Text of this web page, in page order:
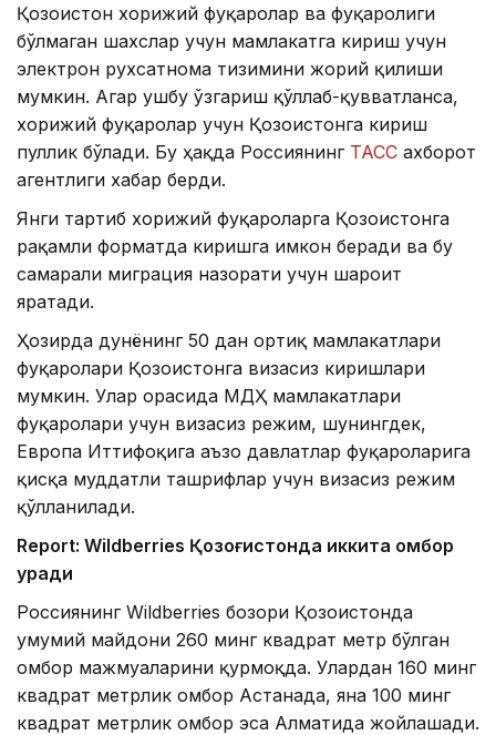
Қозоғистон хорижий фуқаролар ва фуқаролиги
бўлмаган шахслар учун мамлакатга кириш учун
электрон рухсатнома тизимини жорий қилиши
мумкин. Агар ушбу ўзгариш қўллаб-қувватланса,
хорижий фуқаролар учун Қозоғистонга кириш
пуллик бўлади. Бу ҳақда Россиянинг ТАСС ахборот
агентлиги хабар берди.
Янги тартиб хорижий фуқароларга Қозоғистонга
рақамли форматда киришга имкон беради ва бу
самарали миграция назорати учун шароит
яратади.
Ҳозирда дунёнинг 50 дан ортиқ мамлакатлари
фуқаролари Қозоғистонга визасиз киришлари
мумкин. Улар орасида МДҲ мамлакатлари
фуқаролари учун визасиз режим, шунингдек,
Европа Иттифоқига аъзо давлатлар фуқароларига
қисқа муддатли ташрифлар учун визасиз режим
қўлланилади.
Report: Wildberries Қозоғистонда иккита омбор
қуради
Россиянинг Wildberries бозори Қозоғистонда
умумий майдони 260 минг квадрат метр бўлган
омбор мажмуаларини қурмоқда. Улардан 160 минг
квадрат метрлик омбор Астанада, яна 100 минг
квадрат метрлик омбор эса Алматида жойлашади.